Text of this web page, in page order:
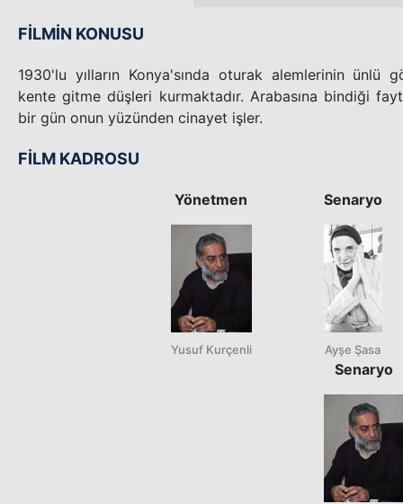
FİLMİN KONUSU
1930'lu yılların Konya'sında oturak alemlerinin ünlü
kente gitme düşleri kurmaktadır. Arabasına bindiği
bir gün onun yüzünden cinayet işler.
FİLM KADROSU
Yönetmen
Yusuf Kurçenli
Senaryo
Ayşe Şasa
Senaryo